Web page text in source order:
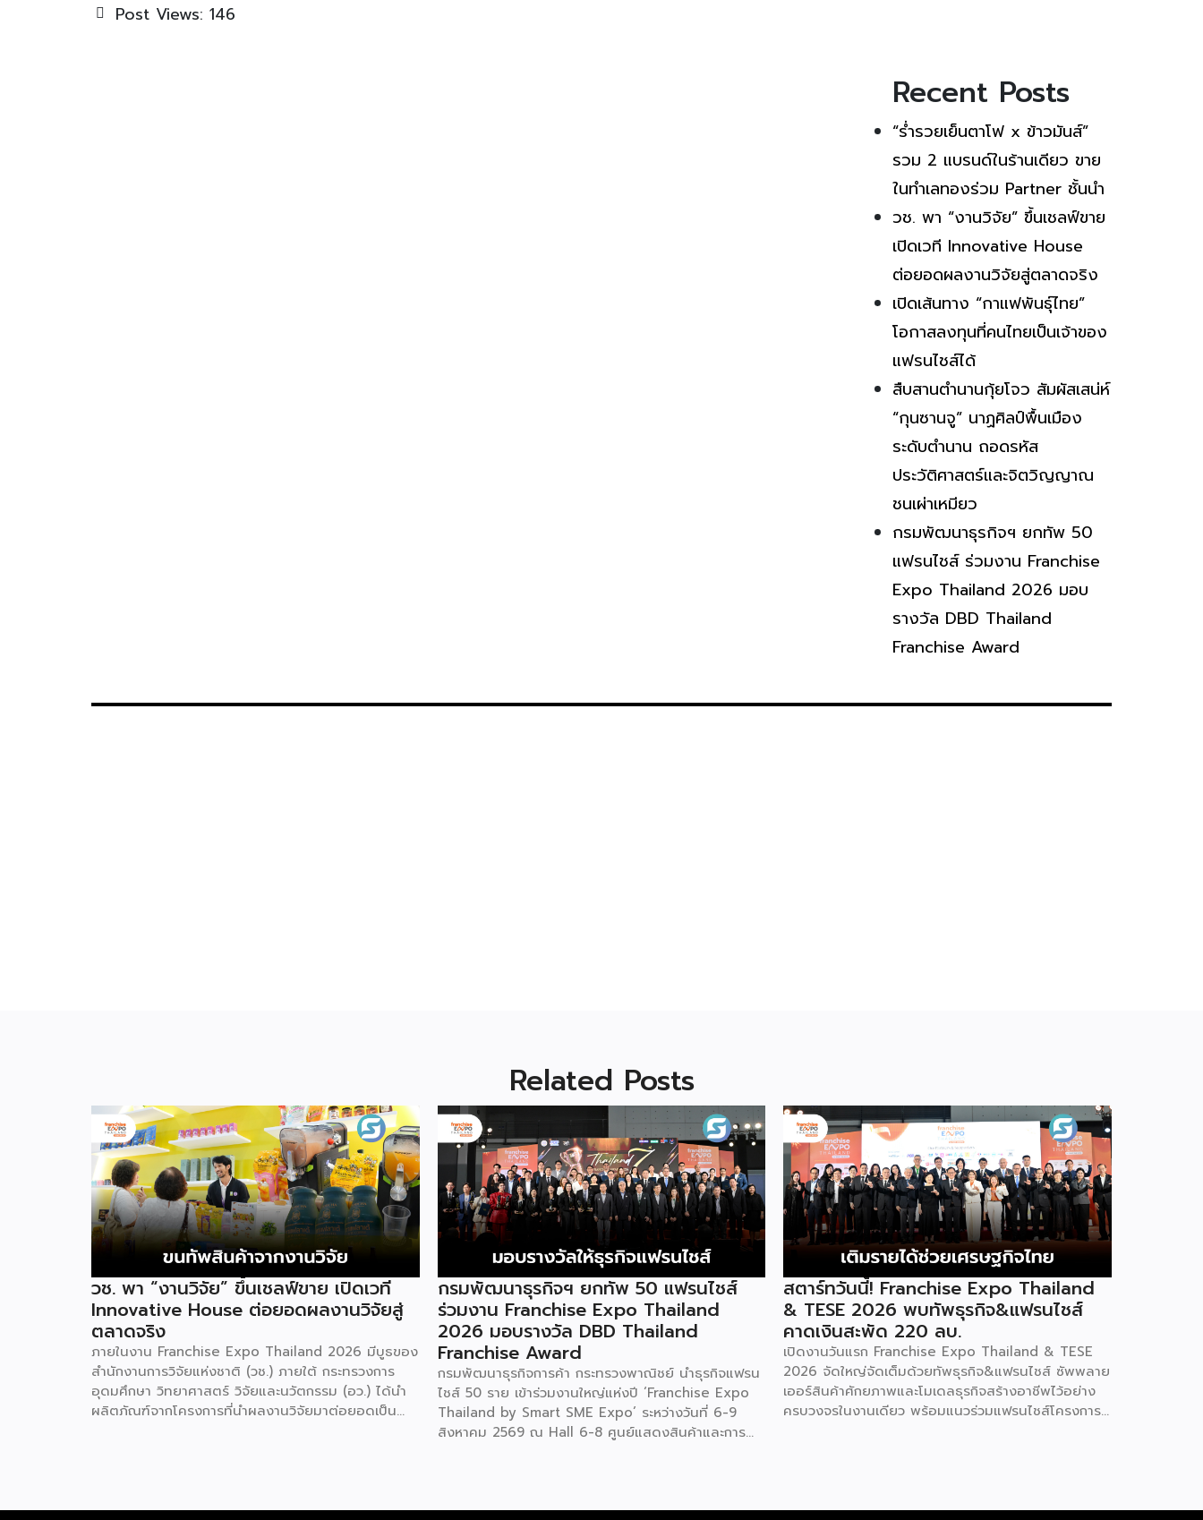
Post Views: 146
Recent Posts
“ร่ำรวยเย็นตาโฟ x ข้าวมันส์”
รวม 2 แบรนด์ในร้านเดียว ขาย
ในทำเลทองร่วม Partner ชั้นนำ
วช. พา “งานวิจัย” ขึ้นเชลฟ์ขาย
เปิดเวที Innovative House
ต่อยอดผลงานวิจัยสู่ตลาดจริง
เปิดเส้นทาง “กาแฟพันธุ์ไทย”
โอกาสลงทุนที่คนไทยเป็นเจ้าของ
แฟรนไชส์ได้
สืบสานตำนานกุ้ยโจว สัมผัสเสน่ห์
“กุนซานจู” นาฏศิลป์พื้นเมือง
ระดับตำนาน ถอดรหัส
ประวัติศาสตร์และจิตวิญญาณ
ชนเผ่าเหมียว
กรมพัฒนาธุรกิจฯ ยกทัพ 50
แฟรนไชส์ ร่วมงาน Franchise
Expo Thailand 2026 มอบ
รางวัล DBD Thailand
Franchise Award
Related Posts
วช. พา “งานวิจัย” ขึ้นเชลฟ์ขาย เปิดเวที
Innovative House ต่อยอดผลงานวิจัยสู่
ตลาดจริง
ภายในงาน Franchise Expo Thailand 2026 มีบูธของ
สำนักงานการวิจัยแห่งชาติ (วช.) ภายใต้ กระทรวงการ
อุดมศึกษา วิทยาศาสตร์ วิจัยและนวัตกรรม (อว.) ได้นำ
ผลิตภัณฑ์จากโครงการที่นำผลงานวิจัยมาต่อยอดเป็น
อาวุโส แน่นอนว่านี่เป็นหน่วยงานผู้อยู่เบื้องหลังงานวิจัย
กรมพัฒนาธุรกิจฯ ยกทัพ 50 แฟรนไชส์
ร่วมงาน Franchise Expo Thailand
2026 มอบรางวัล DBD Thailand
Franchise Award
กรมพัฒนาธุรกิจการค้า กระทรวงพาณิชย์ นำธุรกิจแฟรน
ไชส์ 50 ราย เข้าร่วมงานใหญ่แห่งปี ‘Franchise Expo
Thailand by Smart SME Expo’ ระหว่างวันที่ 6-9
สิงหาคม 2569 ณ Hall 6-8 ศูนย์แสดงสินค้าและการ
รมฯ นายพูนพงษ์ นัยนาภากรณ์ อธิบดีกรมพัฒนา
สตาร์ทวันนี้! Franchise Expo Thailand
& TESE 2026 พบทัพธุรกิจ&แฟรนไชส์
คาดเงินสะพัด 220 ลบ.
เปิดงานวันแรก Franchise Expo Thailand & TESE
2026 จัดใหญ่จัดเต็มด้วยทัพธุรกิจ&แฟรนไชส์ ซัพพลาย
เออร์สินค้าศักยภาพและโมเดลธุรกิจสร้างอาชีพไว้อย่าง
ครบวงจรในงานเดียว พร้อมแนวร่วมแฟรนไชส์โครงการ
ในงานด้วยสินเชื่อ และทำเลทองทั่วประเทศ พร้อมเสวนา